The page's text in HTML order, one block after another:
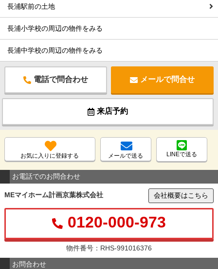
長浦駅前の土地
長浦小学校の周辺の物件をみる
長浦中学校の周辺の物件をみる
電話で問合わせ メールで問合せ
来店予約
お気に入りに登録する メールで送る LINEで送る
お電話でのお問合わせ
MEマイホーム計画京葉株式会社 会社概要はこちら
0120-000-973
物件番号：RHS-991016376
お問合わせ